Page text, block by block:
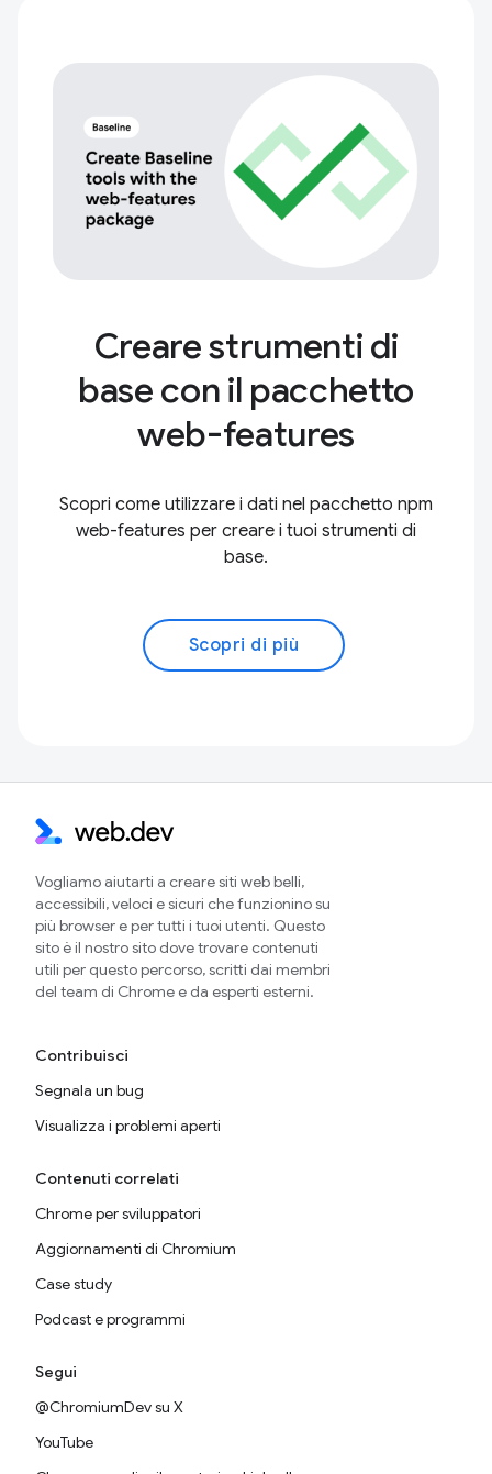
Creare strumenti di
base con il pacchetto
web-features
Scopri come utilizzare i dati nel pacchetto npm
web-features per creare i tuoi strumenti di
base.
Scopri di più
Vogliamo aiutarti a creare siti web belli,
accessibili, veloci e sicuri che funzionino su
più browser e per tutti i tuoi utenti. Questo
sito è il nostro sito dove trovare contenuti
utili per questo percorso, scritti dai membri
del team di Chrome e da esperti esterni.
Contribuisci
Segnala un bug
Visualizza i problemi aperti
Contenuti correlati
Chrome per sviluppatori
Aggiornamenti di Chromium
Case study
Podcast e programmi
Segui
@ChromiumDev su X
YouTube